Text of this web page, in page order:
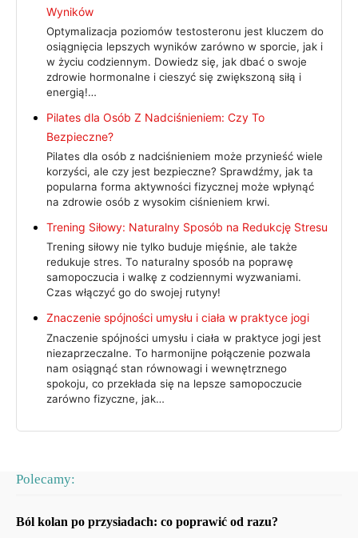
Wyników
Optymalizacja poziomów testosteronu jest kluczem do
osiągnięcia lepszych wyników zarówno w sporcie, jak i
w życiu codziennym. Dowiedz się, jak dbać o swoje
zdrowie hormonalne i cieszyć się zwiększoną siłą i
energią!…
Pilates dla Osób Z Nadciśnieniem: Czy To
Bezpieczne?
Pilates dla osób z nadciśnieniem może przynieść wiele
korzyści, ale czy jest bezpieczne? Sprawdźmy, jak ta
popularna forma aktywności fizycznej może wpłynąć
na zdrowie osób z wysokim ciśnieniem krwi.
Trening Siłowy: Naturalny Sposób na Redukcję Stresu
Trening siłowy nie tylko buduje mięśnie, ale także
redukuje stres. To naturalny sposób na poprawę
samopoczucia i walkę z codziennymi wyzwaniami.
Czas włączyć go do swojej rutyny!
Znaczenie spójności umysłu i ciała w praktyce jogi
Znaczenie spójności umysłu i ciała w praktyce jogi jest
niezaprzeczalne. To harmonijne połączenie pozwala
nam osiągnąć stan równowagi i wewnętrznego
spokoju, co przekłada się na lepsze samopoczucie
zarówno fizyczne, jak…
Polecamy:
Ból kolan po przysiadach: co poprawić od razu?